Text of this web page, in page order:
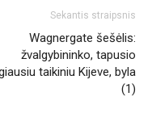
Sekantis straipsnis
Wagnergate šešėlis:
žvalgybininko, tapusio
taikiniu Kijeve, byla
(1)